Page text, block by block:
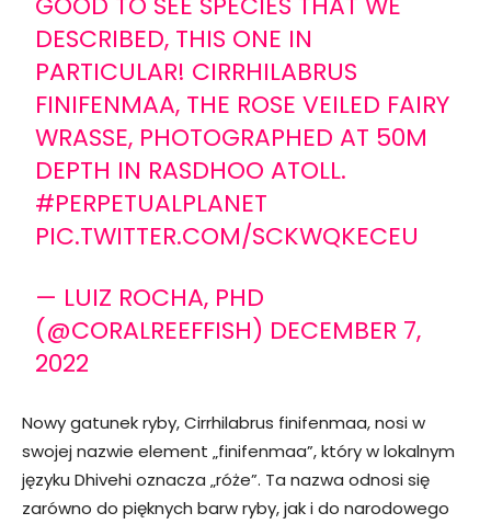
DESCRIBED, THIS ONE IN
PARTICULAR! CIRRHILABRUS
FINIFENMAA, THE ROSE VEILED FAIRY
WRASSE, PHOTOGRAPHED AT 50M
DEPTH IN RASDHOO ATOLL.
#PERPETUALPLANET
PIC.TWITTER.COM/SCKWQKECEU
— LUIZ ROCHA, PHD
(@CORALREEFFISH) DECEMBER 7,
2022
Nowy gatunek ryby, Cirrhilabrus finifenmaa, nosi w
swojej nazwie element „finifenmaa”, który w lokalnym
języku Dhivehi oznacza „róże”. Ta nazwa odnosi się
zarówno do pięknych barw ryby, jak i do narodowego